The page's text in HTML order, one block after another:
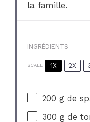
la famille.
INGRÉDIENTS
SCALE 1X 2X
200 g de
300 g de